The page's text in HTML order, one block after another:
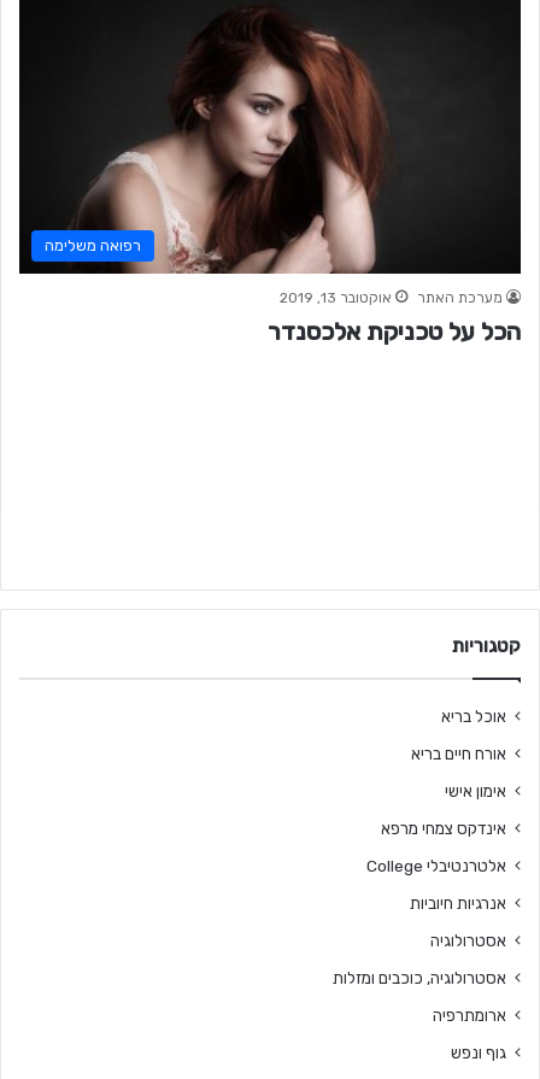
רפואה משלימה
מערכת האתר אוקטובר 13, 2019
הכל על טכניקת אלכסנדר
קטגוריות
אוכל בריא
אורח חיים בריא
אימון אישי
אינדקס צמחי מרפא
אלטרנטיבלי College
אנרגיות חיוביות
אסטרולוגיה
אסטרולוגיה, כוכבים ומזלות
ארומתרפיה
גוף ונפש